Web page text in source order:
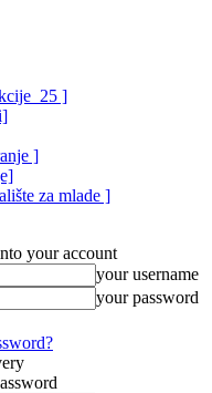
]
]
za mlade ]
your account
your username
your password